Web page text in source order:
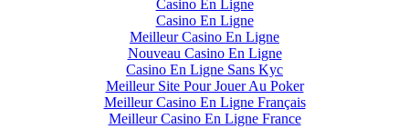
Casino En Ligne
Casino En Ligne
Meilleur Casino En Ligne
Nouveau Casino En Ligne
Casino En Ligne Sans Kyc
Meilleur Site Pour Jouer Au Poker
Meilleur Casino En Ligne Français
Meilleur Casino En Ligne France